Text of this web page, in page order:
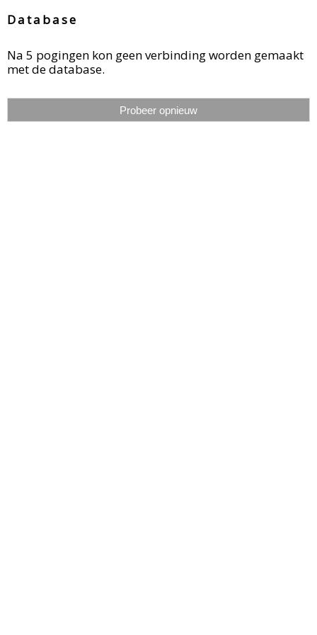
Database
Na 5 pogingen kon geen verbinding worden gemaakt
met de database.